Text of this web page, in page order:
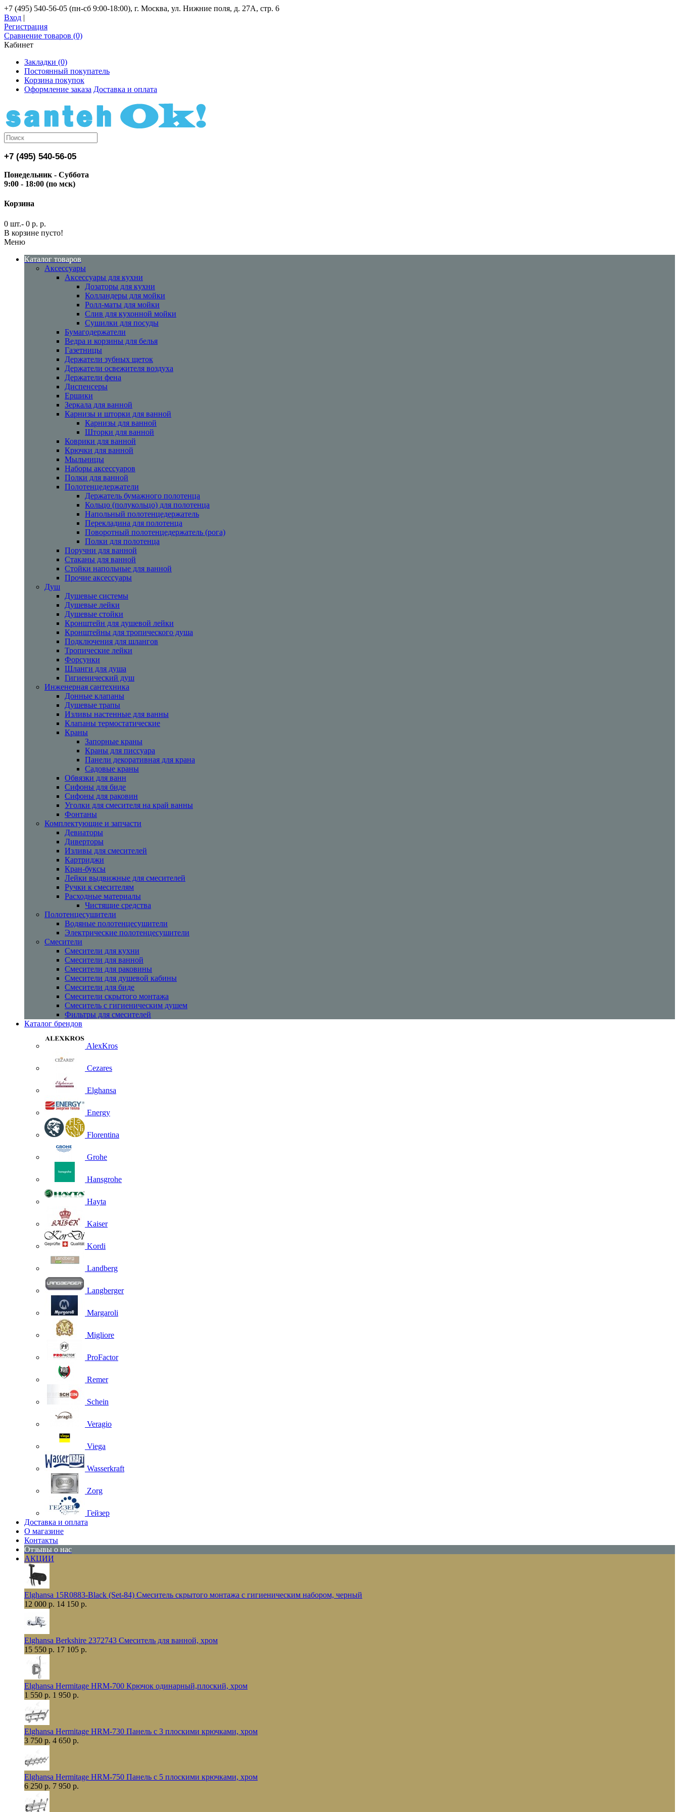
+7 (495) 540-56-05 (пн-сб 9:00-18:00), г. Москва, ул. Нижние поля, д. 27А, стр. 6
Вход |
Регистрация
Сравнение товаров (0)
Кабинет
Закладки (0)
Постоянный покупатель
Корзина покупок
Оформление заказа Доставка и оплата
+7 (495) 540-56-05
Понедельник - Суббота
9:00 - 18:00 (по мск)
Корзина
0 шт.- 0 р. р.
В корзине пусто!
Меню
Каталог товаров
Аксессуары
Аксессуары для кухни
Дозаторы для кухни
Колландеры для мойки
Ролл-маты для мойки
Слив для кухонной мойки
Сушилки для посуды
Бумагодержатели
Ведра и корзины для белья
Газетницы
Держатели зубных щеток
Держатели освежителя воздуха
Держатели фена
Диспенсеры
Ершики
Зеркала для ванной
Карнизы и шторки для ванной
Карнизы для ванной
Шторки для ванной
Коврики для ванной
Крючки для ванной
Мыльницы
Наборы аксессуаров
Полки для ванной
Полотенцедержатели
Держатель бумажного полотенца
Кольцо (полукольцо) для полотенца
Напольный полотенцедержатель
Перекладина для полотенца
Поворотный полотенцедержатель (рога)
Полки для полотенца
Поручни для ванной
Стаканы для ванной
Стойки напольные для ванной
Прочие аксессуары
Душ
Душевые системы
Душевые лейки
Душевые стойки
Кронштейн для душевой лейки
Кронштейны для тропического душа
Подключения для шлангов
Тропические лейки
Форсунки
Шланги для душа
Гигиенический душ
Инженерная сантехника
Донные клапаны
Душевые трапы
Изливы настенные для ванны
Клапаны термостатические
Краны
Запорные краны
Краны для писсуара
Панели декоративная для крана
Садовые краны
Обвязки для ванн
Сифоны для биде
Сифоны для раковин
Уголки для смесителя на край ванны
Фонтаны
Комплектующие и запчасти
Девиаторы
Диверторы
Изливы для смесителей
Картриджи
Кран-буксы
Лейки выдвижные для смесителей
Ручки к смесителям
Расходные материалы
Чистящие средства
Полотенцесушители
Водяные полотенцесушители
Электрические полотенцесушители
Смесители
Смесители для кухни
Смесители для ванной
Смесители для раковины
Смесители для душевой кабины
Смесители для биде
Смесители скрытого монтажа
Смеситель с гигиеническим душем
Фильтры для смесителей
Каталог брендов
AlexKros
Cezares
Elghansa
Energy
Florentina
Grohe
Hansgrohe
Hayta
Kaiser
Kordi
Landberg
Langberger
Margaroli
Migliore
ProFactor
Remer
Schein
Veragio
Viega
Wasserkraft
Zorg
Гейзер
Доставка и оплата
О магазине
Контакты
Отзывы о нас
АКЦИИ
Elghansa 15R0883-Black (Set-84) Смеситель скрытого монтажа с гигиеническим набором, черный
12 000 р. 14 150 р.
Elghansa Berkshire 2372743 Смеситель для ванной, хром
15 550 р. 17 105 р.
Elghansa Hermitage HRM-700 Крючок одинарный,плоский, хром
1 550 р. 1 950 р.
Elghansa Hermitage HRM-730 Панель с 3 плоскими крючками, хром
3 750 р. 4 650 р.
Elghansa Hermitage HRM-750 Панель с 5 плоскими крючками, хром
6 250 р. 7 950 р.